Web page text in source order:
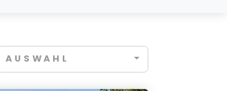
AUSWAHL